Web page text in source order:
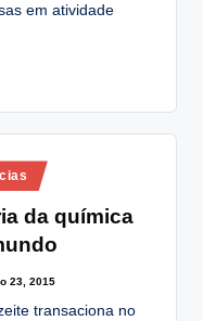
em atividade
da química
23, 2015
transaciona no